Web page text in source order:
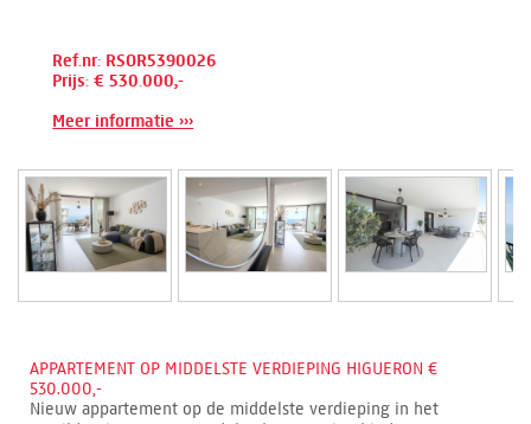
Ref.nr: RSOR5390026
Prijs: € 530.000,-
Meer informatie ›››
APPARTEMENT OP MIDDELSTE VERDIEPING HIGUERON €
530.000,-
Nieuw appartement op de middelste verdieping in het